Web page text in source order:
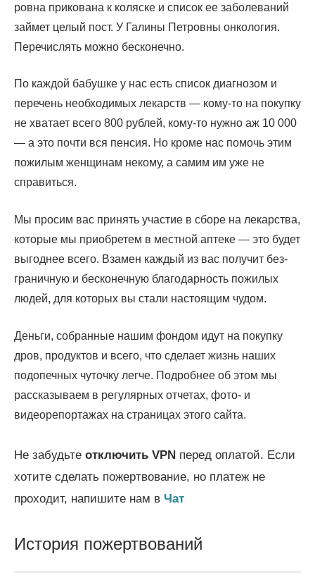
ров­на при­ко­ва­на к коляс­ке и спи­сок ее забо­ле­ва­ний
зай­мет целый пост. У Гали­ны Пет­ров­ны онко­ло­гия.
Пере­чис­лять мож­но бесконечно.
По каж­дой бабуш­ке у нас есть спи­сок диа­гно­зом и
пере­чень необ­хо­ди­мых лекарств — кому-то на покуп­ку
не хва­та­ет все­го 800 руб­лей, кому-то нуж­но аж 10 000
— а это почти вся пен­сия. Но кро­ме нас помочь этим
пожи­лым жен­щи­нам неко­му, а самим им уже не
справиться.
Мы про­сим вас при­нять уча­стие в сбо­ре на лекар­ства,
кото­рые мы при­об­ре­тем в мест­ной апте­ке — это будет
выгод­нее все­го. Вза­мен каж­дый из вас полу­чит без­
гра­нич­ную и бес­ко­неч­ную бла­го­дар­ность пожи­лых
людей, для кото­рых вы ста­ли насто­я­щим чудом.
Деньги, собранные нашим фондом идут на покупку
дров, продуктов и всего, что сделает жизнь наших
подопечных чуточку легче. Подробнее об этом мы
рассказываем в регулярных отчетах, фото- и
видеорепортажах на страницах этого сайта.
Не забудьте отключить VPN перед оплатой. Если
хотите сделать пожертвование, но платеж не
проходит, напишите нам в Чат
История пожертвований